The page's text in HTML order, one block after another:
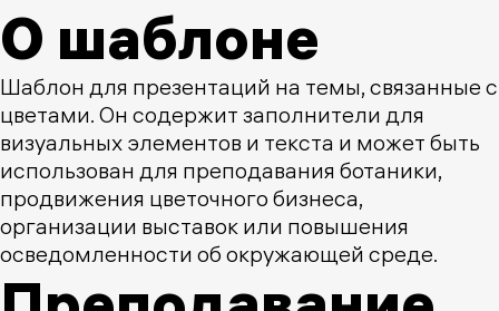
О шаблоне
Шаблон для презентаций на темы, связанные с
цветами. Он содержит заполнители для
визуальных элементов и текста и может быть
использован для преподавания ботаники,
продвижения цветочного бизнеса,
организации выставок или повышения
осведомленности об окружающей среде.